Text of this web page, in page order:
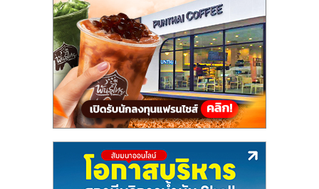
ไชส์,
รวม
แฟ